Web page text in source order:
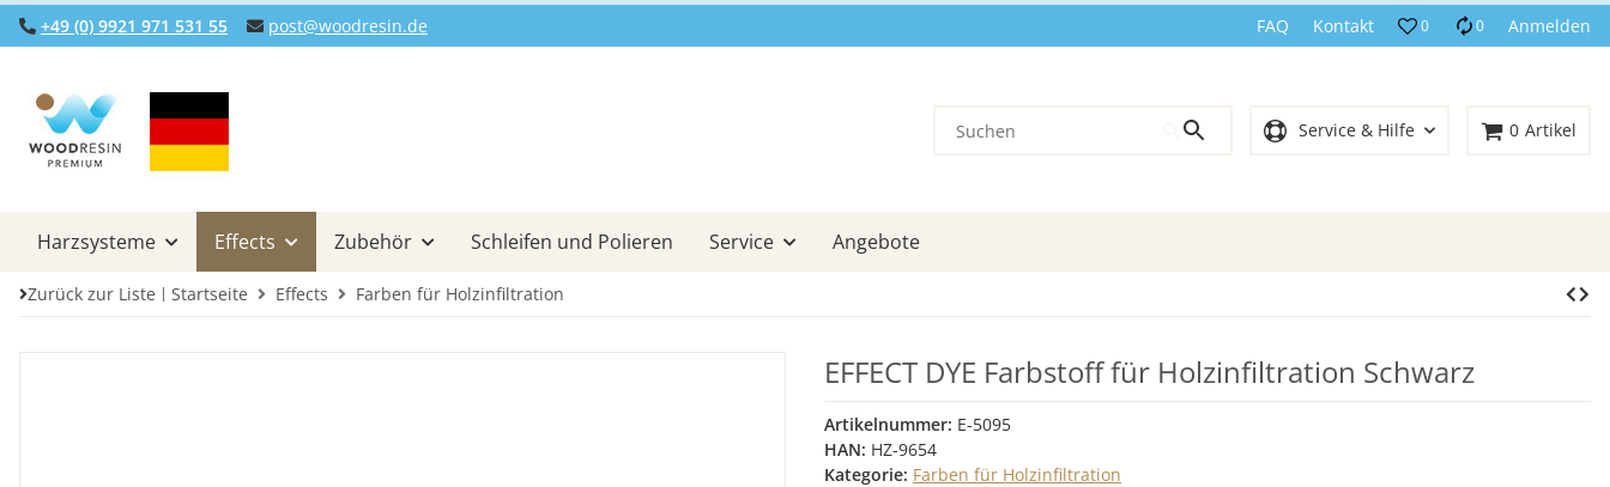
+49 (0) 9921 971 531 55 post@woodresin.de FAQ Kontakt 0 0 Anmelden
Service & Hilfe 0 Artikel
Harzsysteme Effects Zubehör Schleifen und Polieren Service Angebote
Zurück zur Liste Startseite Effects Farben für Holzinfiltration
EFFECT DYE Farbstoff für Holzinfiltration Schwarz
Artikelnummer: E-5095
HAN: HZ-9654
Kategorie: Farben für Holzinfiltration